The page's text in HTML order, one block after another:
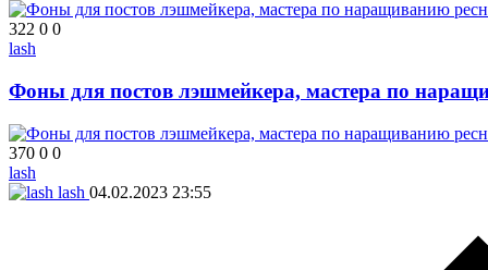
322 0 0
lash
Фоны для постов лэшмейкера, мастера по
370 0 0
lash
lash 04.02.2023 23:55